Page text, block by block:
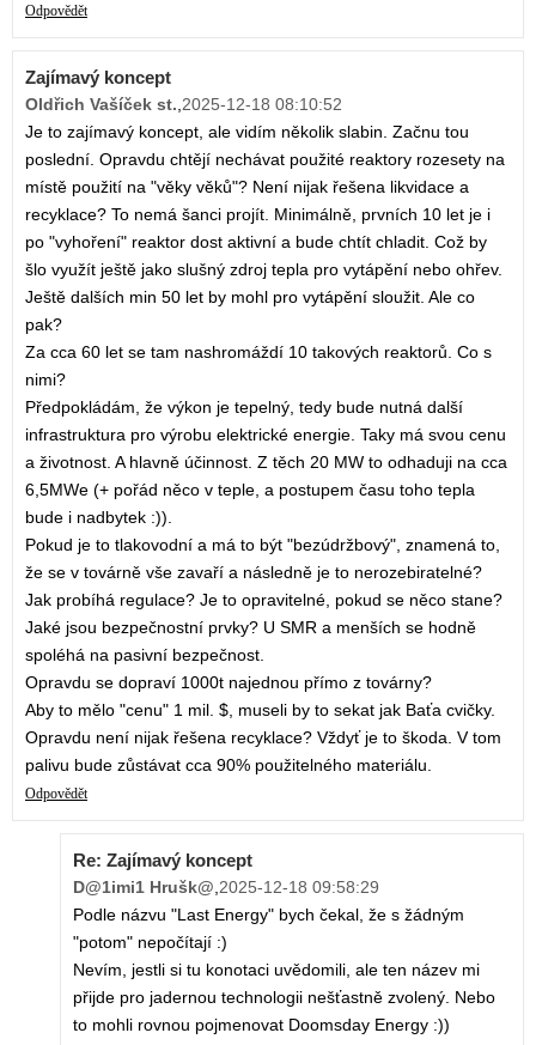
Odpovědět
Zajímavý koncept
Oldřich Vašíček st. 2025-12-18 08:10:52
Je to zajímavý koncept, ale vidím několik slabin. Začnu tou
poslední. Opravdu chtějí nechávat použité reaktory rozesety na
místě použití na "věky věků"? Není nijak řešena likvidace a
recyklace? To nemá šanci projít. Minimálně, prvních 10 let je i
po "vyhoření" reaktor dost aktivní a bude chtít chladit. Což by
šlo využít ještě jako slušný zdroj tepla pro vytápění nebo ohřev.
Ještě dalších min 50 let by mohl pro vytápění sloužit. Ale co
pak?
Za cca 60 let se tam nashromáždí 10 takových reaktorů. Co s
nimi?
Předpokládám, že výkon je tepelný, tedy bude nutná další
infrastruktura pro výrobu elektrické energie. Taky má svou cenu
a životnost. A hlavně účinnost. Z těch 20 MW to odhaduji na cca
6,5MWe (+ pořád něco v teple, a postupem času toho tepla
bude i nadbytek :)).
Pokud je to tlakovodní a má to být "bezúdržbový", znamená to,
že se v továrně vše zavaří a následně je to nerozebiratelné?
Jak probíhá regulace? Je to opravitelné, pokud se něco stane?
Jaké jsou bezpečnostní prvky? U SMR a menších se hodně
spoléhá na pasivní bezpečnost.
Opravdu se dopraví 1000t najednou přímo z továrny?
Aby to mělo "cenu" 1 mil. $, museli by to sekat jak Baťa cvičky.
Opravdu není nijak řešena recyklace? Vždyť je to škoda. V tom
palivu bude zůstávat cca 90% použitelného materiálu.
Odpovědět
Re: Zajímavý koncept
D@1imi1 Hrušk@ 2025-12-18 09:58:29
Podle názvu "Last Energy" bych čekal, že s žádným
"potom" nepočítají :)
Nevím, jestli si tu konotaci uvědomili, ale ten název mi
přijde pro jadernou technologii nešťastně zvolený. Nebo
to mohli rovnou pojmenovat Doomsday Energy :))